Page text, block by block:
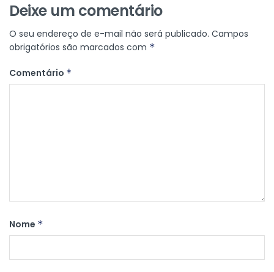
Deixe um comentário
O seu endereço de e-mail não será publicado. Campos
obrigatórios são marcados com *
Comentário *
Nome *